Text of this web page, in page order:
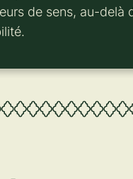
de sens, au-delà